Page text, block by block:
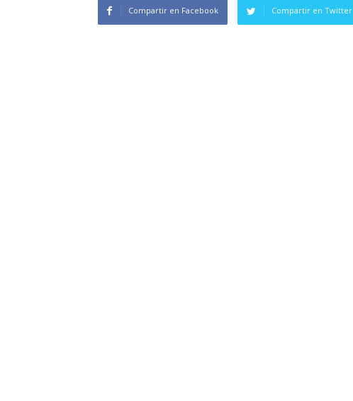
Compartir en Facebook Compartir en Twitter